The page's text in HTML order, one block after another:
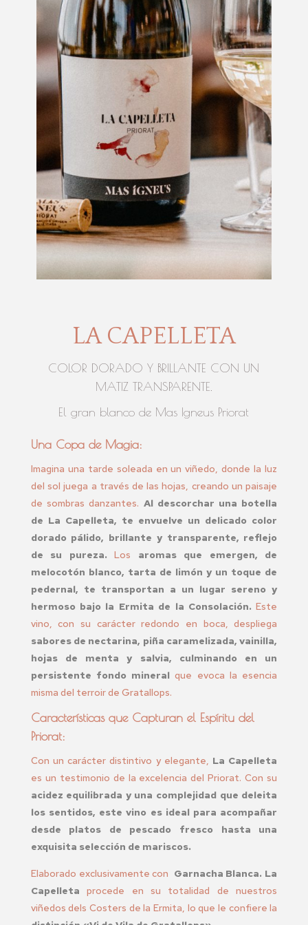
LA CAPELLETA
COLOR DORADO Y BRILLANTE CON UN
MATIZ TRANSPARENTE.
El gran blanco de Mas Igneus Priorat
Una Copa de Magia:
Imagina una tarde soleada en un viñedo, donde la luz
del sol juega a través de las hojas, creando un paisaje
de sombras danzantes. Al descorchar una botella
de La Capelleta, te envuelve un delicado color
dorado pálido, brillante y transparente, reflejo
de su pureza. Los aromas que emergen, de
melocotón blanco, tarta de limón y un toque de
pedernal, te transportan a un lugar sereno y
hermoso bajo la Ermita de la Consolación. Este
vino, con su carácter redondo en boca, despliega
sabores de nectarina, piña caramelizada, vainilla,
hojas de menta y salvia, culminando en un
persistente fondo mineral que evoca la esencia
misma del terroir de Gratallops.
Características que Capturan el Espíritu del
Priorat:
Con un carácter distintivo y elegante, La Capelleta
es un testimonio de la excelencia del Priorat. Con su
acidez equilibrada y una complejidad que deleita
los sentidos, este vino es ideal para acompañar
desde platos de pescado fresco hasta una
exquisita selección de mariscos.
Elaborado exclusivamente con Garnacha Blanca. La
Capelleta procede en su totalidad de nuestros
viñedos dels Costers de la Ermita, lo que le confiere la